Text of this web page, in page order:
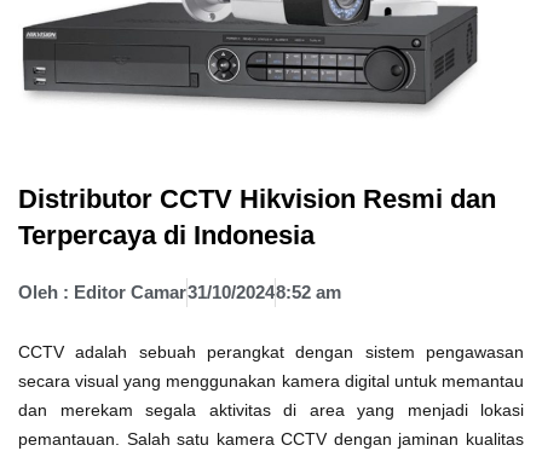
Distributor CCTV Hikvision Resmi dan
Terpercaya di Indonesia
Oleh : Editor Camar31/10/20248:52 am
CCTV adalah sebuah perangkat dengan sistem pengawasan
secara visual yang menggunakan kamera digital untuk memantau
dan merekam segala aktivitas di area yang menjadi lokasi
pemantauan. Salah satu kamera CCTV dengan jaminan kualitas